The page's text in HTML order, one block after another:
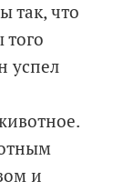
так, что
того
успел
и